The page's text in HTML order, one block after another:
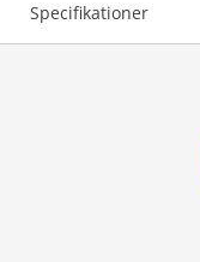
Specifikationer